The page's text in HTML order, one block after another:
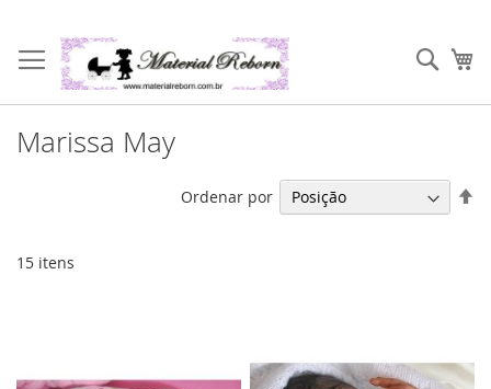
para
o
conteúdo
Marissa May
15 itens
Ordenar por